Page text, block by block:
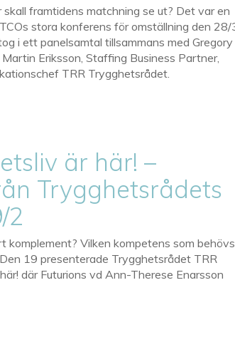
skall framtidens matchning se ut? Det var en
stora konferens för omställning den 28/
i ett panelsamtal tillsammans med Gregory
Eriksson, Staffing Business Partner,
TRR Trygghetsrådet.
är här! –
Trygghetsrådets
2
komplement? Vilken kompetens som behövs
19 presenterade Trygghetsrådet TRR
där Futurions vd Ann-Therese Enarsson